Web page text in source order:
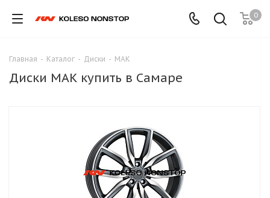
0
Главная - Каталог - Диски - MAK
Диски MAK купить в Самаре